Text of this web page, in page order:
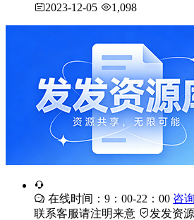
2023-12-05 1,098
在线时间：9：00-22：00 咨
联系客服请注明来意
发发资